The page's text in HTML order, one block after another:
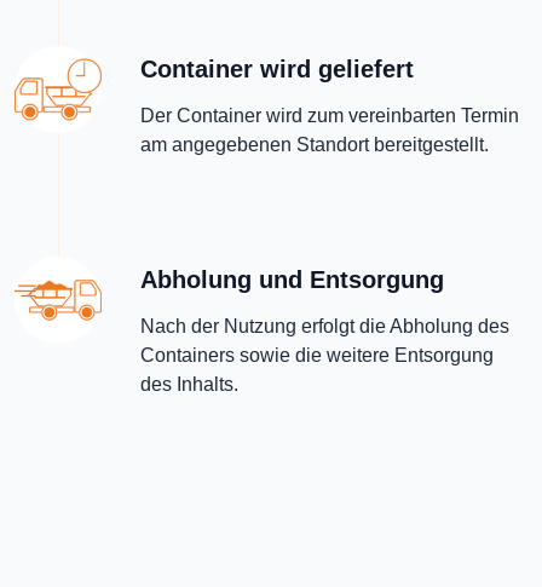
Container wird geliefert
Der Container wird zum vereinbarten Termin
am angegebenen Standort bereitgestellt.
Abholung und Entsorgung
Nach der Nutzung erfolgt die Abholung des
Containers sowie die weitere Entsorgung
des Inhalts.